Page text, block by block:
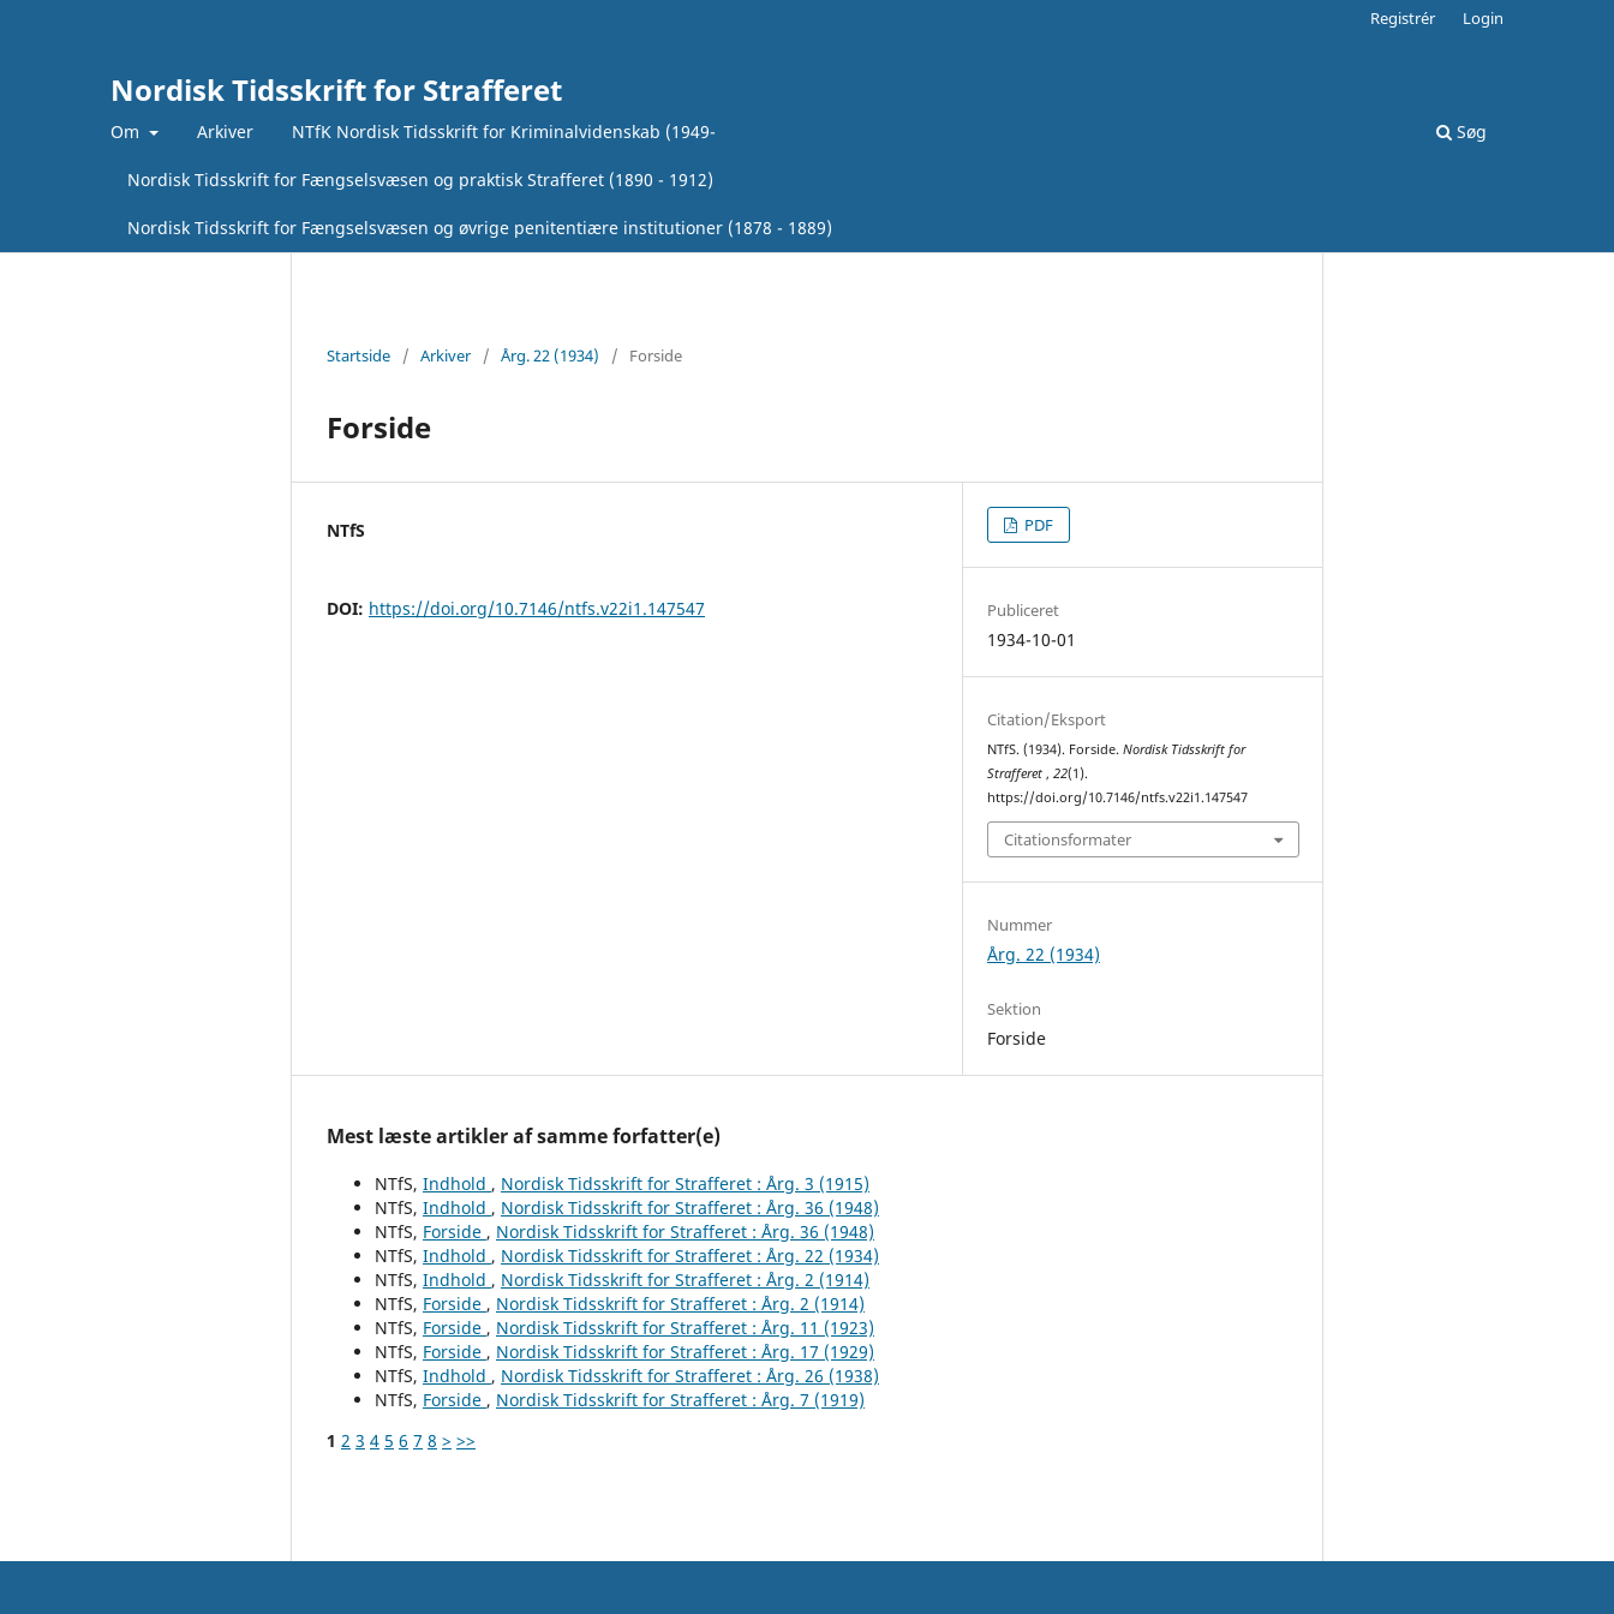
Nordisk Tidsskrift for Strafferet
Om Arkiver NTfK Nordisk Tidsskrift for Kriminalvidenskab (1949-
Nordisk Tidsskrift for Fængselsvæsen og praktisk Strafferet (1890 - 1912)
Nordisk Tidsskrift for Fængselsvæsen og øvrige penitentiære institutioner (1878 - 1889)
Søg
Registrér Login
Startside / Arkiver / Årg. 22 (1934) / Forside
Forside
NTfS
DOI: https://doi.org/10.7146/ntfs.v22i1.147547
PDF
Publiceret
1934-10-01
Citation/Eksport
NTfS. (1934). Forside.Nordisk Tidsskrift for
Strafferet,22(1).
https://doi.org/10.7146/ntfs.v22i1.147547
Citationsformater
Nummer
Årg. 22 (1934)
Sektion
Forside
Mest læste artikler af samme forfatter(e)
NTfS, Indhold , Nordisk Tidsskrift for Strafferet : Årg. 3 (1915)
NTfS, Indhold , Nordisk Tidsskrift for Strafferet : Årg. 36 (1948)
NTfS, Forside , Nordisk Tidsskrift for Strafferet : Årg. 36 (1948)
NTfS, Indhold , Nordisk Tidsskrift for Strafferet : Årg. 22 (1934)
NTfS, Indhold , Nordisk Tidsskrift for Strafferet : Årg. 2 (1914)
NTfS, Forside , Nordisk Tidsskrift for Strafferet : Årg. 2 (1914)
NTfS, Forside , Nordisk Tidsskrift for Strafferet : Årg. 11 (1923)
NTfS, Forside , Nordisk Tidsskrift for Strafferet : Årg. 17 (1929)
NTfS, Indhold , Nordisk Tidsskrift for Strafferet : Årg. 26 (1938)
NTfS, Forside , Nordisk Tidsskrift for Strafferet : Årg. 7 (1919)
1 2 3 4 5 6 7 8 > >>